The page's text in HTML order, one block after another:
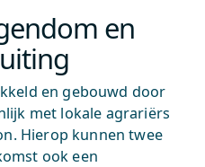
en
en gebouwd door
met lokale agrariërs
Hierop kunnen twee
ook een